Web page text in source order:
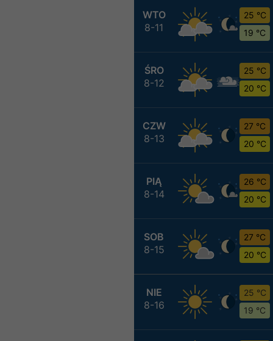
WTO
8-11
25 °C
19 °C
ŚRO
8-12
25 °C
20 °C
CZW
8-13
27 °C
20 °C
PIĄ
8-14
26 °C
20 °C
SOB
8-15
27 °C
20 °C
NIE
8-16
25 °C
19 °C